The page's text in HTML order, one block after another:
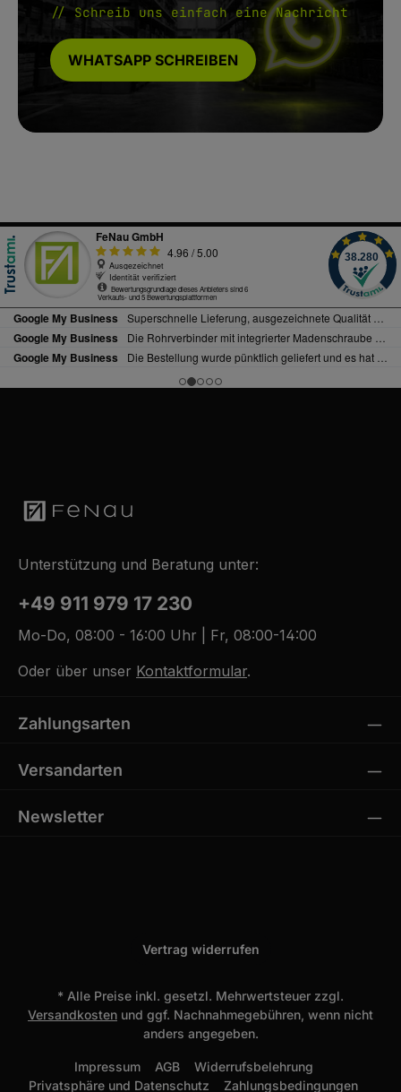
// Schreib uns einfach eine Nachricht
WHATSAPP SCHREIBEN
Unterstützung und Beratung unter:
+49 911 979 17 230
Mo-Do, 08:00 - 16:00 Uhr | Fr, 08:00-14:00
Oder über unser Kontaktformular.
Zahlungsarten
Versandarten
Newsletter
Vertrag widerrufen
* Alle Preise inkl. gesetzl. Mehrwertsteuer zzgl.
Versandkosten und ggf. Nachnahmegebühren, wenn nicht
anders angegeben.
Impressum AGB
Widerrufsbelehrung
Privatsphäre und Datenschutz
Zahlungsbedingungen